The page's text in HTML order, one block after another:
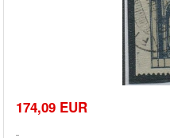
174,09 EUR